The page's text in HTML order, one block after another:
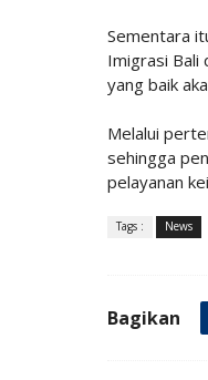
Sementara
Imigrasi Bali
yang baik
Melalui
sehingga
pelayanan
Tags : News
Bagikan